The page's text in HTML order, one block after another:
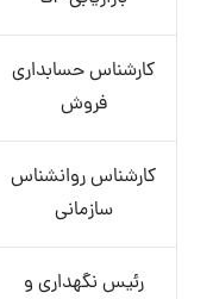
کارشناس حسابداری
فروش
کارشناس روانشناس
سازمانی
رئیس نگهداری و